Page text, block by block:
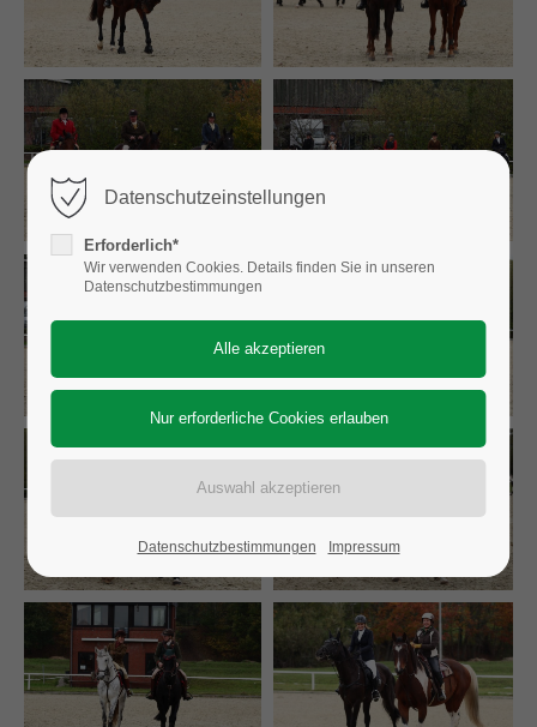
Datenschutzeinstellungen
Erforderlich*
Wir verwenden Cookies. Details finden Sie in unseren
Datenschutzbestimmungen
Datenschutzbestimmungen Impressum